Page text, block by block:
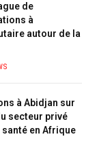
de
à
autour de la
à Abidjan sur
secteur privé
en Afrique